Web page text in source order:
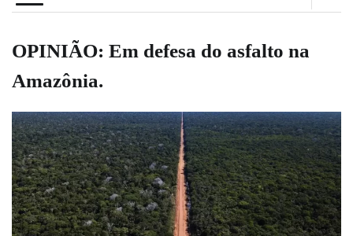
OPINIÃO: Em defesa do asfalto na
Amazônia.